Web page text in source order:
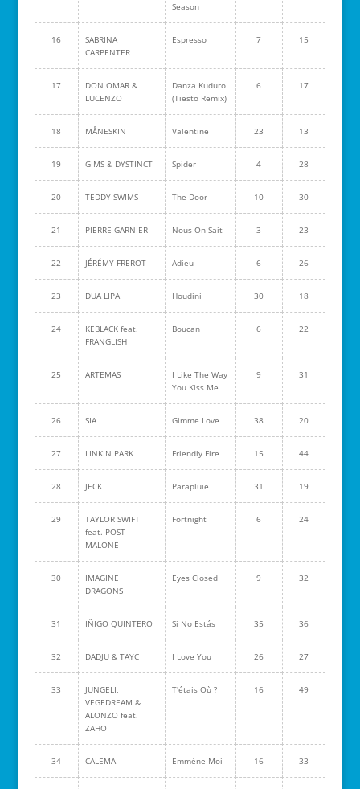
Season
16
SABRINA
CARPENTER
Espresso 7 15
17
DON OMAR &
LUCENZO
Danza Kuduro
(Tiësto Remix)
6 17
18 MÅNESKIN Valentine 23 13
19 GIMS & DYSTINCT Spider 4 28
20 TEDDY SWIMS The Door 10 30
21 PIERRE GARNIER Nous On Sait 3 23
22 JÉRÉMY FREROT Adieu 6 26
23 DUA LIPA Houdini 30 18
24
KEBLACK feat.
FRANGLISH
Boucan 6 22
25 ARTEMAS
I Like The Way
You Kiss Me
9 31
26 SIA Gimme Love 38 20
27 LINKIN PARK Friendly Fire 15 44
28 JECK Parapluie 31 19
29
TAYLOR SWIFT
feat. POST
MALONE
Fortnight 6 24
30
IMAGINE
DRAGONS
Eyes Closed 9 32
31 IÑIGO QUINTERO Si No Estás 35 36
32 DADJU & TAYC I Love You 26 27
33
JUNGELI,
VEGEDREAM &
ALONZO feat.
ZAHO
T'étais Où ? 16 49
34 CALEMA Emmène Moi 16 33